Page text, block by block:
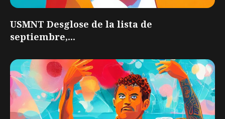
USMNT Desglose de la lista de
septiembre,...